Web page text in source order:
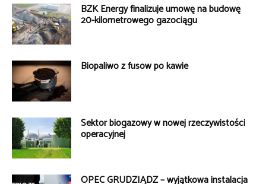
BZK Energy finalizuje umowę na budowę
20-kilometrowego gazociągu
Biopaliwo z fusów po kawie
Sektor biogazowy w nowej rzeczywistości
operacyjnej
OPEC GRUDZIĄDZ – wyjątkowa instalacja